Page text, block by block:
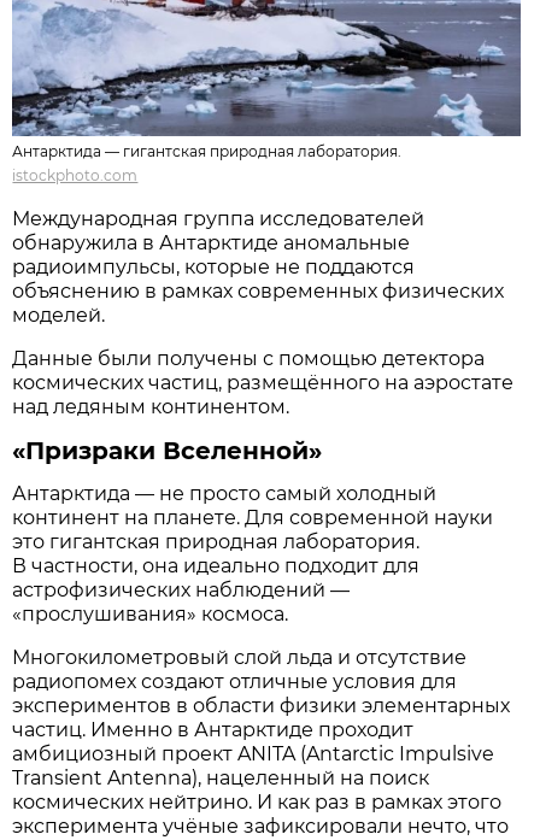
Антарктида — гигантская природная лаборатория.
istockphoto.com
Международная группа исследователей
обнаружила в Антарктиде аномальные
радиоимпульсы, которые не поддаются
объяснению в рамках современных физических
моделей.
Данные были получены с помощью детектора
космических частиц, размещённого на аэростате
над ледяным континентом.
«Призраки Вселенной»
Антарктида — не просто самый холодный
континент на планете. Для современной науки
это гигантская природная лаборатория.
В частности, она идеально подходит для
астрофизических наблюдений —
«прослушивания» космоса.
Многокилометровый слой льда и отсутствие
радиопомех создают отличные условия для
экспериментов в области физики элементарных
частиц. Именно в Антарктиде проходит
амбициозный проект ANITA (Antarctic Impulsive
Transient Antenna), нацеленный на поиск
космических нейтрино. И как раз в рамках этого
эксперимента учёные зафиксировали нечто, что